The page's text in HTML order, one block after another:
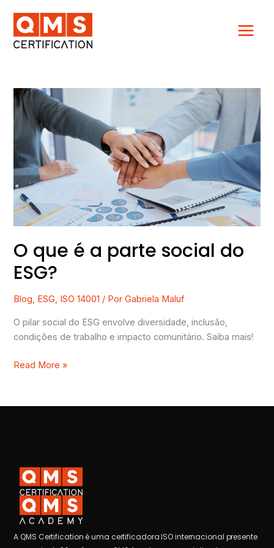
para
conteúdo
O que é a parte social do
ESG?
Blog, ESG, ISO 14001 / PorGabriela Maluf
O pilar social do ESG envolve diversidade, inclusão,
condições de trabalho e impacto comunitário. Saiba mais!
O
que
a
parte
social
do
ESG?
Read More »
A QMS Certification é uma certificadora ISO internacional presente